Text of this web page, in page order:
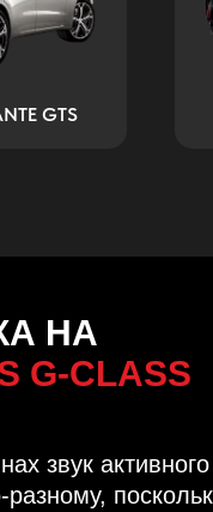
GTS
звук
разному,
НА
G-CLASS